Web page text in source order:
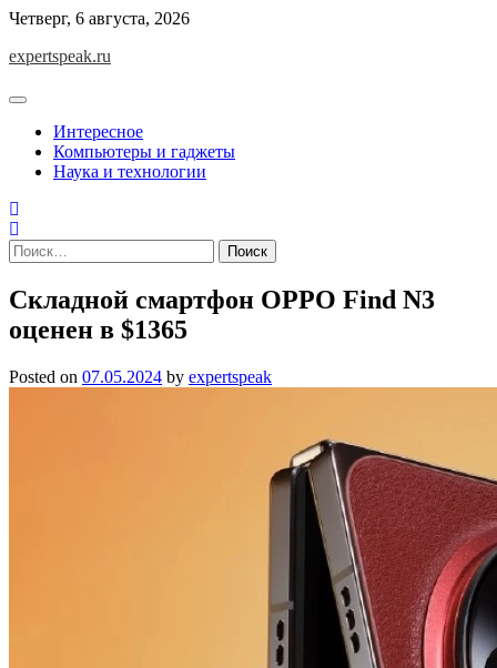
Skip
content
Четверг, 6 августа, 2026
expertspeak.ru
Интересное
Компьютеры и гаджеты
Наука и технологии
Найти:
Складной смартфон OPPO Find N3
оценен в $1365
Posted on 07.05.2024 by expertspeak